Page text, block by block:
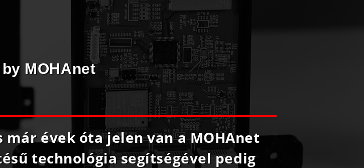
MOHAnet
évek óta jelen van a MOHAnet
technológia segítségével pedig